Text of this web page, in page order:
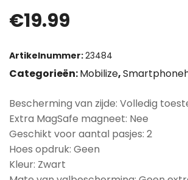
€19.99
Artikelnummer:23484
Categorieën:Mobilize,
Bescherming van zijde: Volledig
Extra MagSafe magneet: Nee
Geschikt voor aantal pasjes: 2
Hoes opdruk: Geen
Kleur: Zwart